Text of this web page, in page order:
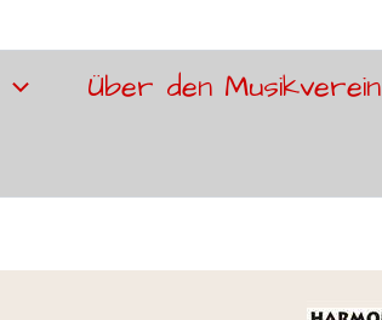
Über den Musikverein